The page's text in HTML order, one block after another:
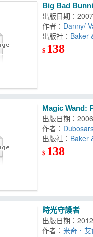
Big Bad
出版日期：
作者： Danny/
出版社： Baker
$ 138
Magic Wand:
出版日期：
作者：
出版社： Baker
$ 138
時光守護者
出版日期：
作者：米奇．